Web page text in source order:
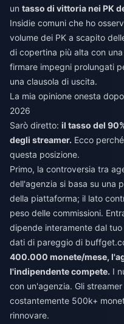
un tasso di vittoria nei PK
Insidie comuni che ho
volume dei PK a scapito
di copertina più alta con
firmare impegni prolungati
una clausola di uscita.
La mia opinione onesta
2026
Sarò diretto: il tasso del
degli streamer. Ecco
questa posizione.
Primo, la controversia tra
dell'agenzia si basa su una
della piattaforma; il lato
peso delle commissioni.
dipende interamente dal
dati di pareggio di
400.000 monete/mese,
l'indipendente compete. I
con un'agenzia. Gli
costantemente 500k+
rinnovare.